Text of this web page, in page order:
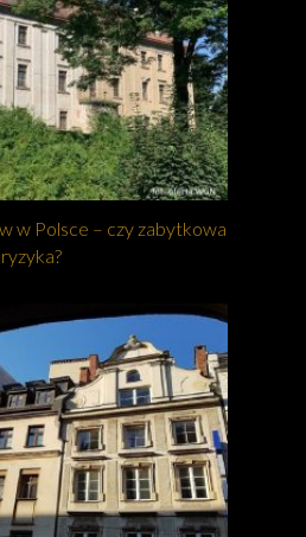
w Polsce – czy zabytkowa